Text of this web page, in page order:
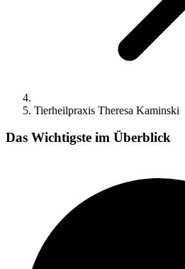
Tierheilpraxis Theresa Kaminski
Das Wichtigste im Überblick